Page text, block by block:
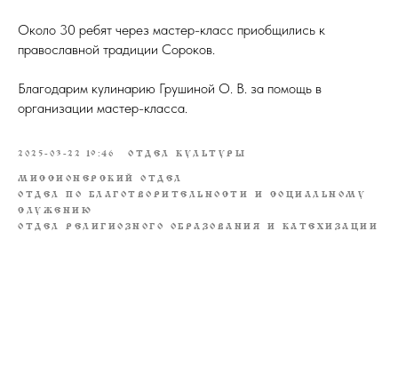
Около 30 ребят через мастер-класс приобщились к
православной традиции Сороков.
Благодарим кулинарию Грушиной О. В. за помощь в
организации мастер-класса.
2025-03-22 19:46 ОТДЕЛ КУЛЬТУРЫ
МИССИОНЕРСКИЙ ОТДЕЛ
ОТДЕЛ ПО БЛАГОТВОРИТЕЛЬНОСТИ И СОЦИАЛЬНОМУ
СЛУЖЕНИЮ
ОТДЕЛ РЕЛИГИОЗНОГО ОБРАЗОВАНИЯ И КАТЕХИЗАЦИИ